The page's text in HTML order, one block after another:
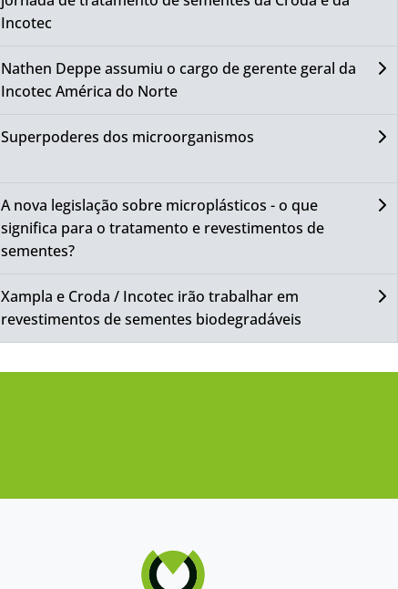
Incotec
Nathen Deppe assumiu o cargo de gerente geral da
Incotec América do Norte
Superpoderes dos microorganismos
A nova legislação sobre microplásticos - o que
significa para o tratamento e revestimentos de
sementes?
Xampla e Croda / Incotec irão trabalhar em
revestimentos de sementes biodegradáveis